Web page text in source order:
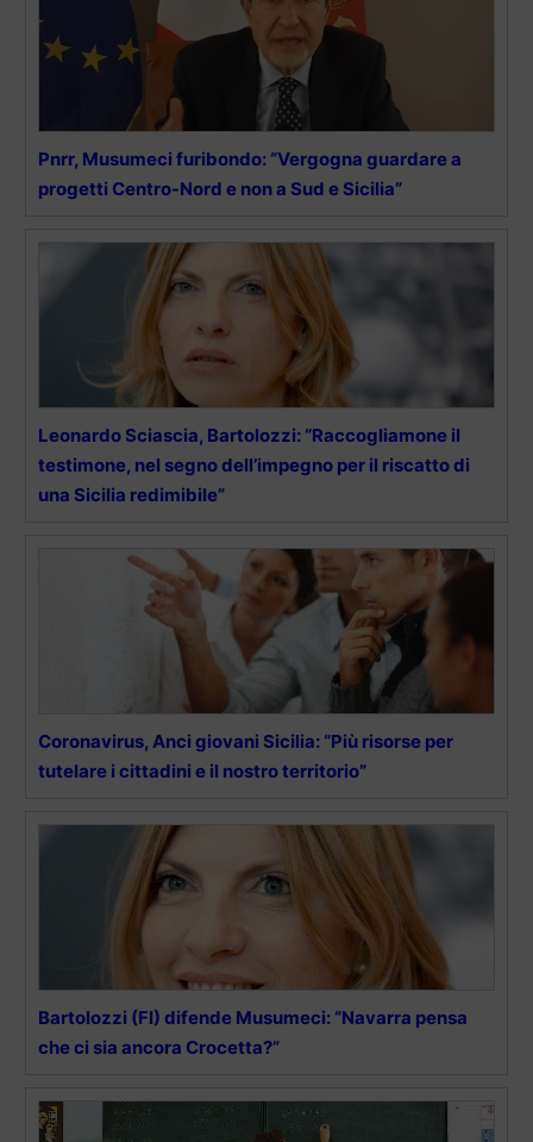
Pnrr, Musumeci furibondo: “Vergogna guardare a
progetti Centro-Nord e non a Sud e Sicilia”
Leonardo Sciascia, Bartolozzi: “Raccogliamone il
testimone, nel segno dell’impegno per il riscatto di
una Sicilia redimibile”
Coronavirus, Anci giovani Sicilia: “Più risorse per
tutelare i cittadini e il nostro territorio”
Bartolozzi (FI) difende Musumeci: “Navarra pensa
che ci sia ancora Crocetta?”